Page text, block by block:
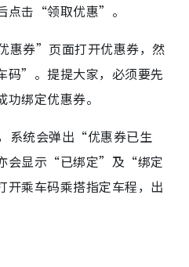
点击“领取优惠”。
惠券”页面打开优惠券，然
码”。提提大家，必须要先
绑定优惠券。
系统会弹出“优惠券已生
会显示“已绑定”及“绑定
乘车码乘搭指定车程，出